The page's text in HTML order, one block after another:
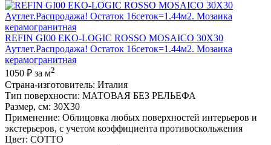
REFIN GI00 EKO-LOGIC ROSSO MOSAICO 30X30
Аутлет.Распродажа! Остаток 16сеток=1.44м2. Мозаика
керамогранитная
1050 ₽ за м2
Страна-изготовитель: Италия
Тип поверхности: МАТОВАЯ БЕЗ РЕЛЬЕФА
Размер, см: 30X30
Применение: Облицовка любых поверхностей интерьеров и
экстерьеров, с учетом коэффициента противоскольжения
Цвет: COTTO